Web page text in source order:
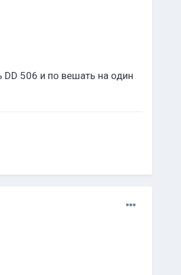
506 и по вешать на один